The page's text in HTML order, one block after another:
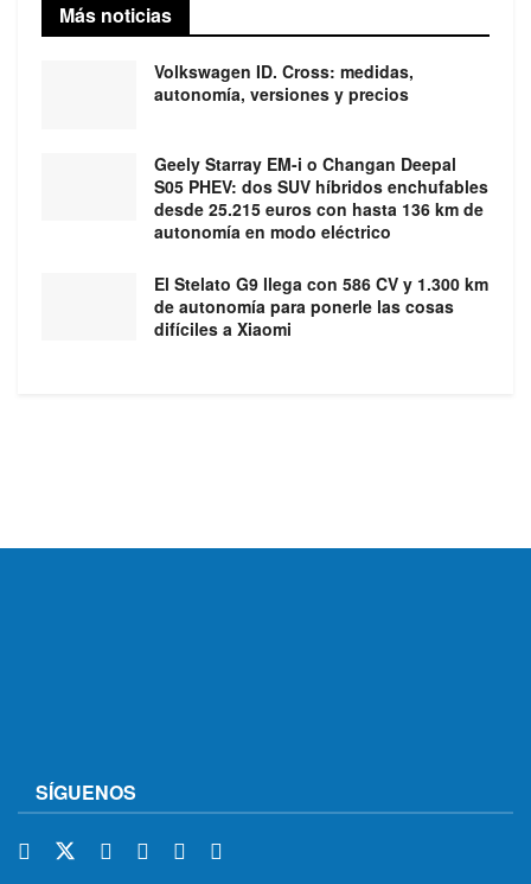
Más noticias
Volkswagen ID. Cross: medidas,
autonomía, versiones y precios
Geely Starray EM-i o Changan Deepal
S05 PHEV: dos SUV híbridos enchufables
desde 25.215 euros con hasta 136 km de
autonomía en modo eléctrico
El Stelato G9 llega con 586 CV y 1.300 km
de autonomía para ponerle las cosas
difíciles a Xiaomi
SÍGUENOS